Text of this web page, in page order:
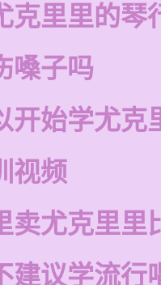
克里里的琴
嗓子吗
开始学尤克
视频
卖尤克里里
建议学流行